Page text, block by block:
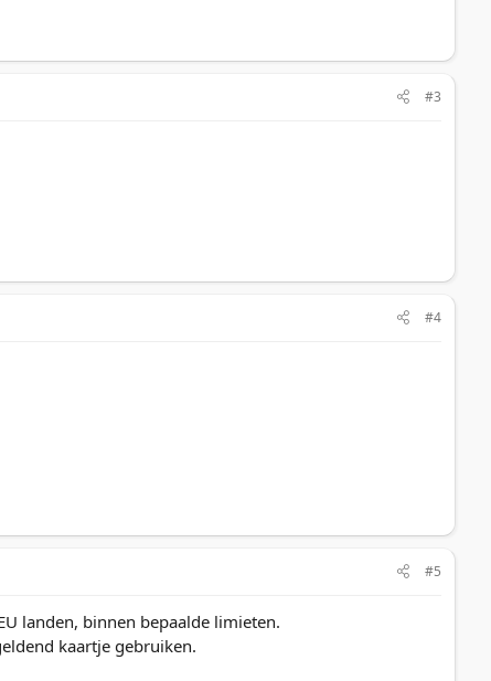
#3
#4
#5
landen, binnen bepaalde limieten.
kaartje gebruiken.